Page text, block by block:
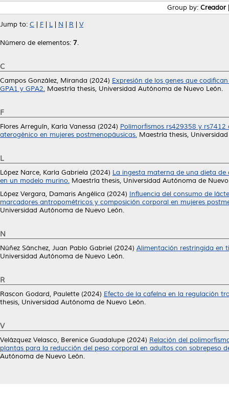
Group by: Creador
Jump to: C F L N R V
Número de elementos: 7.
C
Campos González, Miranda (2024) Expresión de los genes que
GPA1 y GPA2. Maestría thesis, Universidad Autónoma de Nuevo León.
F
Flores Arreguín, Karla Vanessa (2024) Polimorfismos rs429358 y
aterogénico en mujeres postmenopáusicas. Maestría thesis,
L
López Narce, Karla Gabriela (2024) La ingesta materna de una dieta
en un modelo murino. Maestría thesis, Universidad Autónoma de
López Vergara, Damaris Angélica (2024) Influencia del consumo de
marcadores antropométricos y composición corporal en mujeres
Universidad Autónoma de Nuevo León.
N
Núñez Sánchez, Juan Pablo Gabriel (2024) Alimentación restringida en
Universidad Autónoma de Nuevo León.
R
Rascon Godard, Paulette (2024) Efecto de la cafeína en la regulación
thesis, Universidad Autónoma de Nuevo León.
V
Velázquez Velasco, Berenice Guadalupe (2024) Relación del
plantas para la reducción del peso corporal en adultos con sobrepeso
Autónoma de Nuevo León.